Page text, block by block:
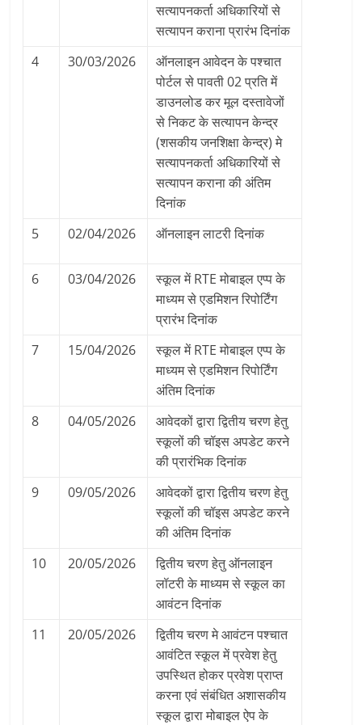
सत्यापनकर्ता अधिकारियों से
सत्यापन कराना प्रारंभ दिनांक
4
30/03/2026
ऑनलाइन आवेदन के पश्चात
पोर्टल से पावती 02 प्रति में
डाउनलोड कर मूल दस्तावेजों
से निकट के सत्यापन केन्द्र
(शसकीय जनशिक्षा केन्द्र) मे
सत्यापनकर्ता अधिकारियों से
सत्यापन कराना की अंतिम
दिनांक
5
02/04/2026 ऑनलाइन लाटरी दिनांक
6 03/04/2026
स्कूल में RTE मोबाइल एप्प के
माध्यम से एडमिशन रिपोर्टिंग
प्रारंभ दिनांक
7
15/04/2026
स्कूल में RTE मोबाइल एप्प के
माध्यम से एडमिशन रिपोर्टिंग
अंतिम दिनांक
8
04/05/2026
आवेदकों द्वारा द्वितीय चरण हेतु
स्कूलों की चॉइस अपडेट करने
की प्रारंभिक दिनांक
9
09/05/2026
आवेदकों द्वारा द्वितीय चरण हेतु
स्कूलों की चॉइस अपडेट करने
की अंतिम दिनांक
10
20/05/2026
द्वितीय चरण हेतु ऑनलाइन
लॉटरी के माध्यम से स्कूल का
आवंटन दिनांक
11
20/05/2026
द्वितीय चरण मे आवंटन पश्चात
आवंटित स्कूल में प्रवेश हेतु
उपस्थित होकर प्रवेश प्राप्त
करना एवं संबंधित अशासकीय
स्कूल द्वारा मोबाइल ऐप के